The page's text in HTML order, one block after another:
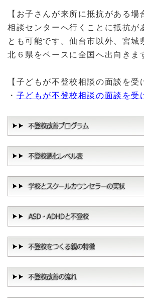
【お子さんが来所に抵抗がある場
相談センターへ行くことに抵抗
とも可能です。仙台市以外、宮
北６県をベースに全国へ出向きま
【子どもが不登校相談の面談を
・ 子どもが不登校相談の面談を